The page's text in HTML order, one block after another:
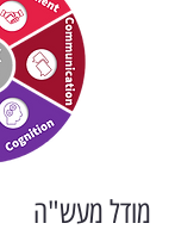
מודל מעש"ה